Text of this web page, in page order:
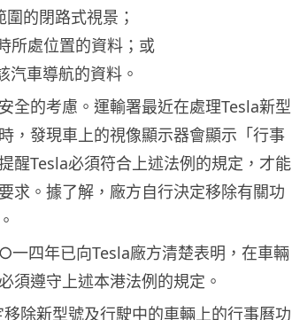
圍的閉路式視景；
所處位置的資料；或
汽車導航的資料。
全的考慮。運輸署最近在處理Tesla新型
，發現車上的視像顯示器會顯示「行事
醒Tesla必須符合上述法例的規定，才能
求。據了解，廠方自行決定移除有關功
一四年已向Tesla廠方清楚表明，在車輛
須遵守上述本港法例的規定。
除新型號及行駛中的車輛上的行事曆功